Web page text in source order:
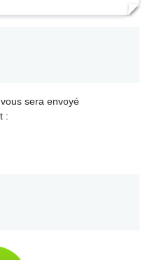
sera envoyé
: